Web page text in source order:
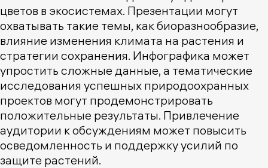
цветов в экосистемах. Презентации могут
охватывать такие темы, как биоразнообразие,
влияние изменения климата на растения и
стратегии сохранения. Инфографика может
упростить сложные данные, а тематические
исследования успешных природоохранных
проектов могут продемонстрировать
положительные результаты. Привлечение
аудитории к обсуждениям может повысить
осведомленность и поддержку усилий по
защите растений.